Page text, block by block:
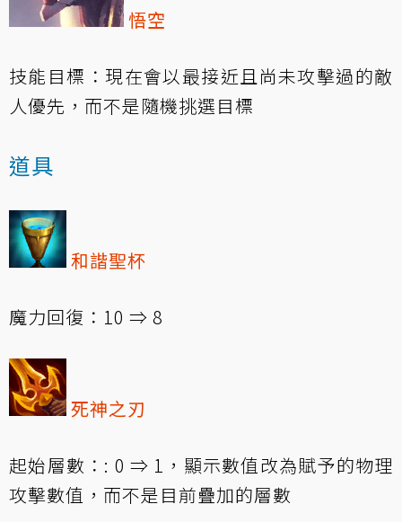
悟空
技能目標：現在會以最接近且尚未攻擊過的敵
人優先，而不是隨機挑選目標
道具
和諧聖杯
魔力回復：10 ⇒ 8
死神之刃
起始層數：: 0 ⇒ 1，顯示數值改為賦予的物理
攻擊數值，而不是目前疊加的層數